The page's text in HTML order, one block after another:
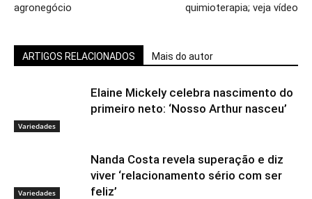
agronegócio
quimioterapia; veja vídeo
ARTIGOS RELACIONADOS Mais do autor
Variedades
Elaine Mickely celebra nascimento do
primeiro neto: ‘Nosso Arthur nasceu’
Variedades
Nanda Costa revela superação e diz
viver ‘relacionamento sério com ser
feliz’